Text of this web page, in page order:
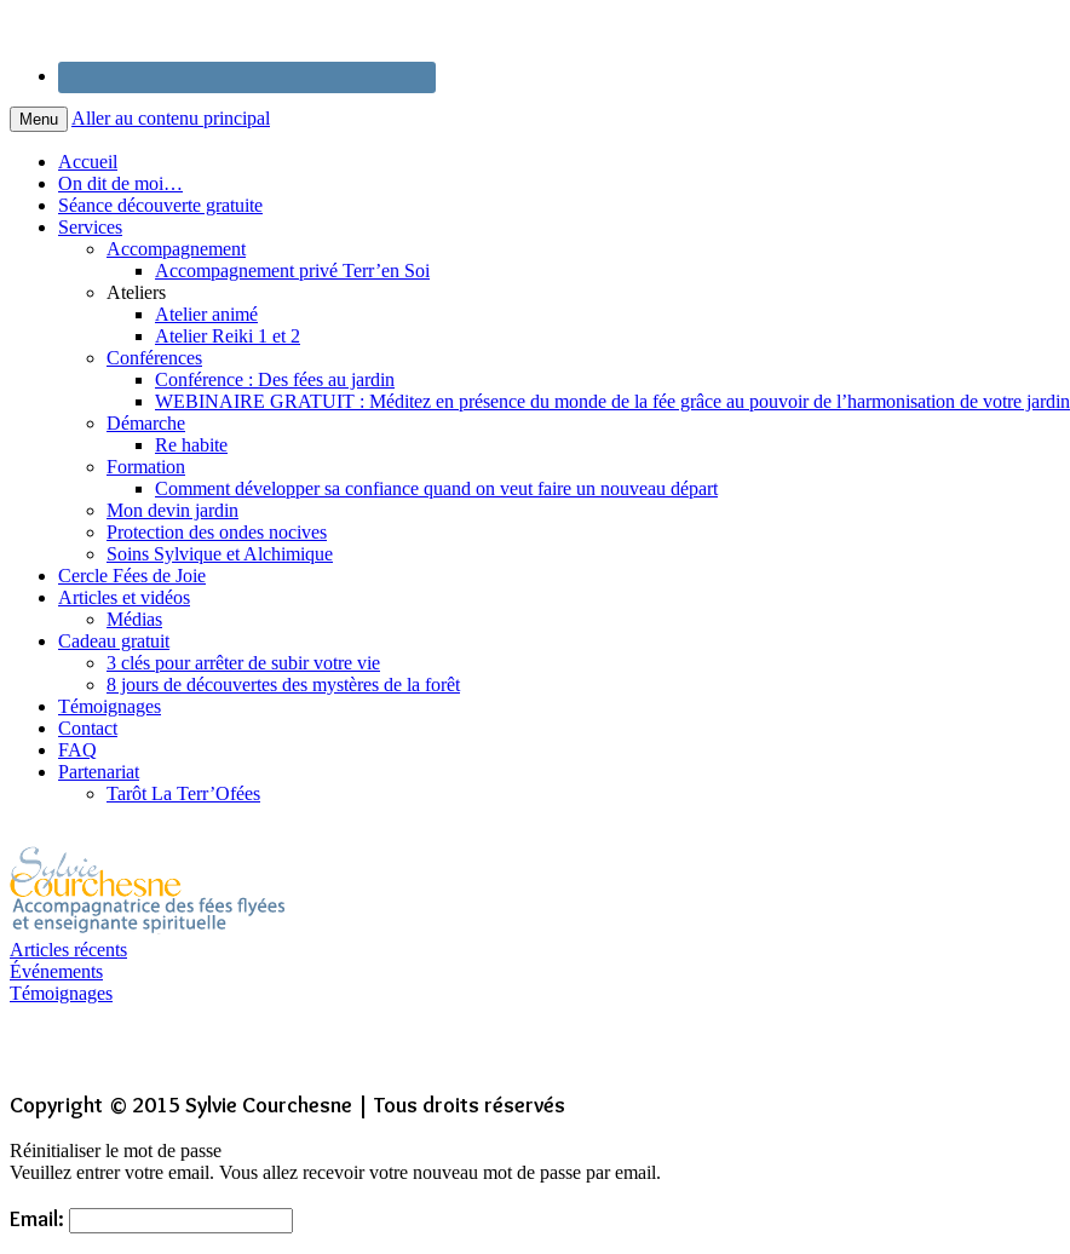
Menu Aller au contenu principal
Accueil
On dit de moi…
Séance découverte gratuite
Services
Accompagnement
Accompagnement privé Terr’en Soi
Ateliers
Atelier animé
Atelier Reiki 1 et 2
Conférences
Conférence : Des fées au jardin
WEBINAIRE GRATUIT : Méditez en présence du monde de la fée grâce au pouvoir de l’harmonisation de votre jardin
Démarche
Re habite
Formation
Comment développer sa confiance quand on veut faire un nouveau départ
Mon devin jardin
Protection des ondes nocives
Soins Sylvique et Alchimique
Cercle Fées de Joie
Articles et vidéos
Médias
Cadeau gratuit
3 clés pour arrêter de subir votre vie
8 jours de découvertes des mystères de la forêt
Témoignages
Contact
FAQ
Partenariat
Tarôt La Terr’Ofées
Articles récents
Événements
Témoignages
Copyright © 2015 Sylvie Courchesne | Tous droits réservés
Réinitialiser le mot de passe
Veuillez entrer votre email. Vous allez recevoir votre nouveau mot de passe par email.
Email: